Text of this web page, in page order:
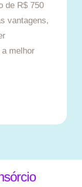
de R$ 750
vantagens,
melhor